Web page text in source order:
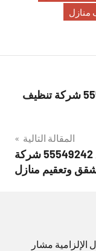
منازل
شركات تنظيف منازل النعيم 55549242 شركة تنظيف
المقالة التالية
شركات تنظيف منازل المطلاع 55549242 شركة
وتعقيم منازل
الإلزامية مشار